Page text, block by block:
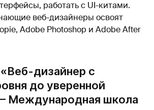
работать с UI-китами.
веб-дизайнеры освоят
Adobe Photoshop и Adobe After
дизайнер с
до уверенной
Международная школа